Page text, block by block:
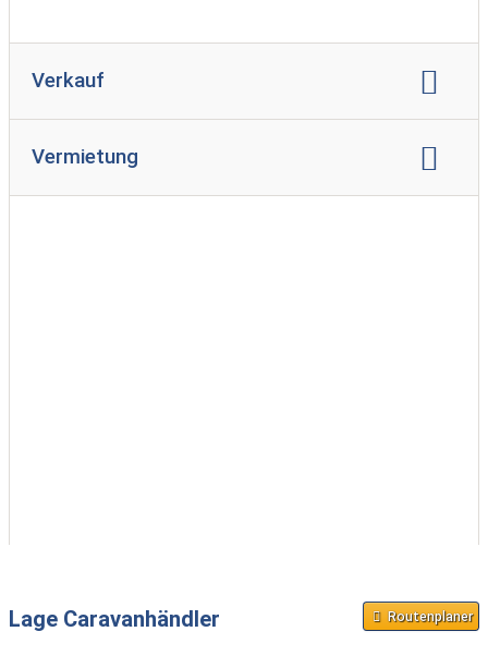
Verkauf
Vermietung
Lage Caravanhändler Routenplaner